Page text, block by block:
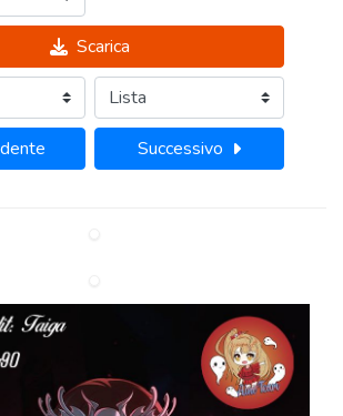
Scarica
Successivo